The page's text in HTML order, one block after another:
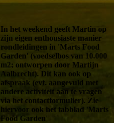
In het weekend geeft Martin op
zijn eigen enthousiaste manier
rondleidingen in 'Marts Food
Garden' (voedselbos van 10.000
m2; ontworpen door Martijn
Aalbrecht). Dit kan ook op
afspraak (evt. aangevuld met
andere activiteit aan te vragen
via het contactformulier). Zie
hiervoor ook het tabblad 'Marts
Food Garden'